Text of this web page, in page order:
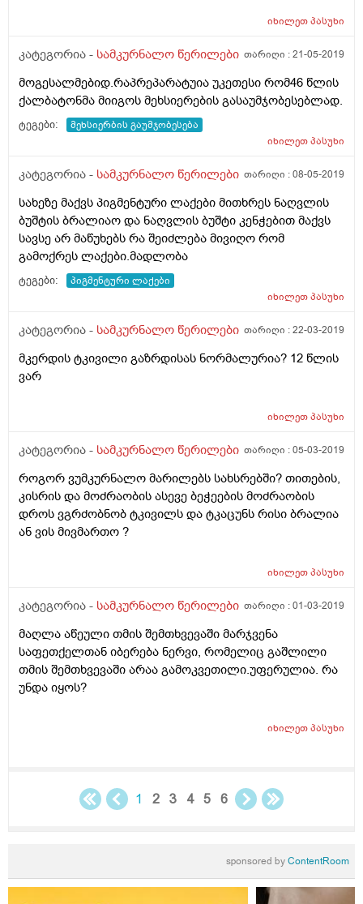
მეზარება ამბოლოს.ძალიან გთზოვთ ამომწურავად
მადლობა კიდევ ერთხეკ გაწეული
დახმარებებისათვის.მრავალს დაესწარით.
იხილეთპასუხი
კატეგორია - სამკურნალო წერილები თარიღი :21-05-2019
მოგესალმებიდ.რაპრეპარატუია უკეთესი რომ46 წლის
ქალბატონმა მიიგოს მეხსიერების გასაუმჯობესებლად.
ტეგები:
მეხსიერბის გაუმჯობესება
იხილეთპასუხი
კატეგორია - სამკურნალო წერილები თარიღი :08-05-2019
სახეზე მაქვს პიგმენტური ლაქები მითხრეს ნაღვლის
ბუშტის ბრალიაო და ნაღვლის ბუშტი კენჭებით მაქვს
სავსე არ მაწუხებს რა შეიძლება მივიღო რომ
გამოქრეს ლაქები.მადლობა
ტეგები:
პიგმენტური ლაქები
იხილეთპასუხი
კატეგორია - სამკურნალო წერილები თარიღი :22-03-2019
მკერდის ტკივილი გაზრდისას ნორმალურია? 12 წლის
ვარ
იხილეთპასუხი
კატეგორია - სამკურნალო წერილები თარიღი :05-03-2019
როგორ ვუმკურნალო მარილებს სახსრებში? თითების,
კისრის და მოძრაობის ასევე ბეჭეების მოძრაობის
დროს ვგრძობნობ ტკივილს და ტკაცუნს რისი ბრალია
ან ვის მივმართო ?
იხილეთპასუხი
კატეგორია - სამკურნალო წერილები თარიღი :01-03-2019
მაღლა აწეული თმის შემთხვევაში მარჯვენა
საფეთქელთან იბერება ნერვი, რომელიც გაშლილი
თმის შემთხვევაში არაა გამოკვეთილი.უფერულია. რა
უნდა იყოს?
იხილეთპასუხი
1 2 3 4 5 6
sponsored byContentRoom